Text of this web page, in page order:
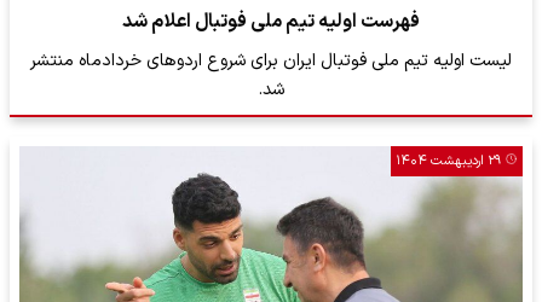
فهرست اولیه تیم ملی فوتبال اعلام شد
لیست اولیه تیم ملی فوتبال ایران برای شروع اردوهای خردادماه منتشر
شد.
۲۹ اردیبهشت ۱۴۰۴